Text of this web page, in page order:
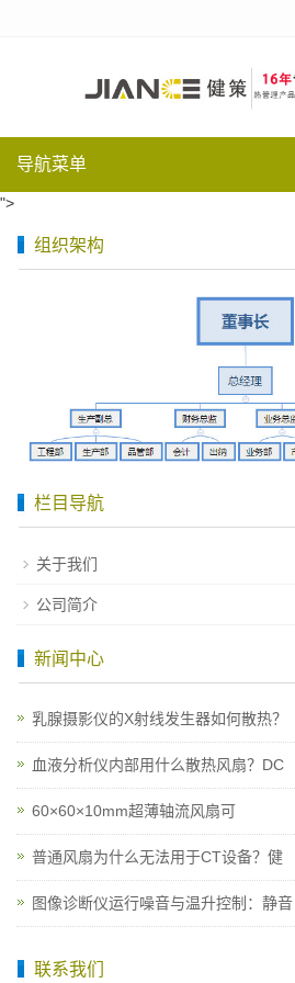
导航菜单
">
组织架构
栏目导航
关于我们
公司简介
新闻中心
乳腺摄影仪的X射线发生器如何散热？
血液分析仪内部用什么散热风扇？DC
60×60×10mm超薄轴流风扇可
普通风扇为什么无法用于CT设备？健
图像诊断仪运行噪音与温升控制：静音
联系我们